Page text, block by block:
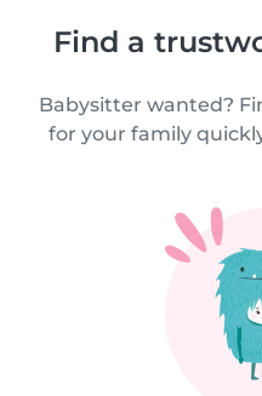
Find a
Babysitter wanted?
for your family